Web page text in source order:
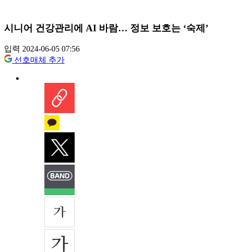
시니어 건강관리에 AI 바람… 정보 보호는 ‘숙제’
입력 2024-06-05 07:56
선호매체 추가